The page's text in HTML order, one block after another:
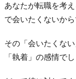
あなたが転職を考
で会いたくないから
その「会いたくな
「執着」の感情でし